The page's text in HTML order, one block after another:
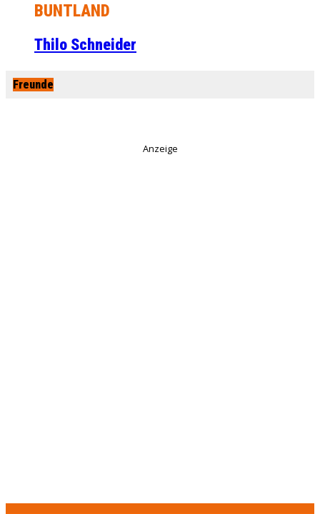
BUNTLAND
Thilo Schneider
Freunde
Anzeige